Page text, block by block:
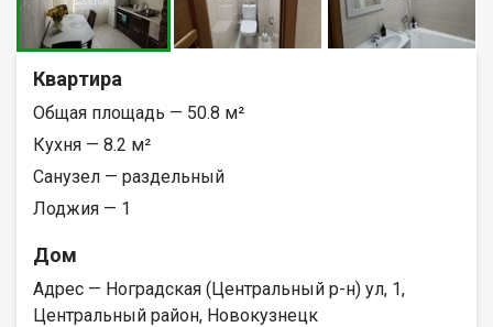
Квартира
Общая площадь — 50.8 м²
Кухня — 8.2 м²
Санузел — раздельный
Лоджия — 1
Дом
Адрес — Ноградская (Центральный р-н) ул, 1,
Центральный район, Новокузнецк